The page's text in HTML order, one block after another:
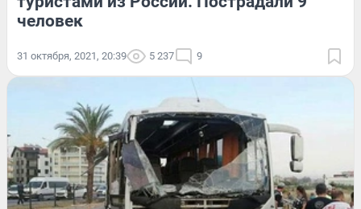
человек
31 октября, 2021, 20:39 5 237 9